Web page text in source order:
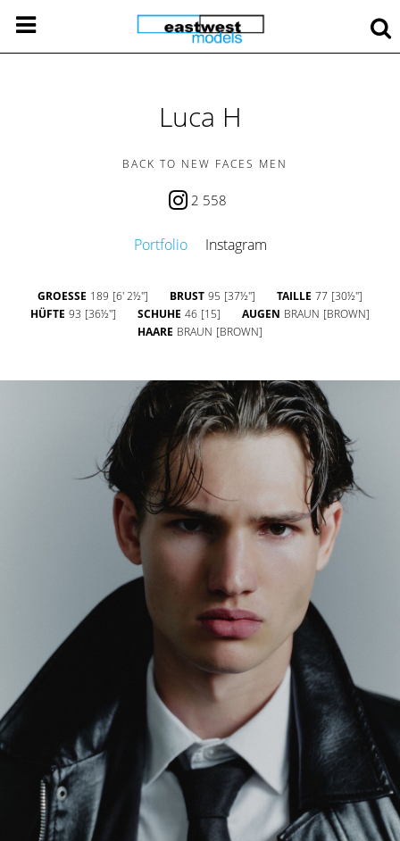
Luca H
BACK TO NEW FACES MEN
2 558
Portfolio Instagram
GROESSE 189 [6' 2½''] BRUST 95 [37½''] TAILLE 77 [30½'']
HÜFTE 93 [36½''] SCHUHE 46 [15] AUGEN BRAUN [BROWN]
HAARE BRAUN [BROWN]